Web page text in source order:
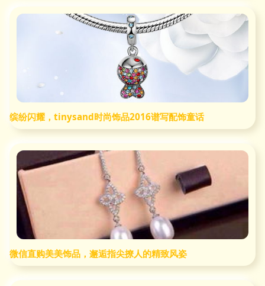
缤纷闪耀，tinysand时尚饰品2016谱写配饰童话
微信直购美美饰品，邂逅指尖撩人的精致风姿